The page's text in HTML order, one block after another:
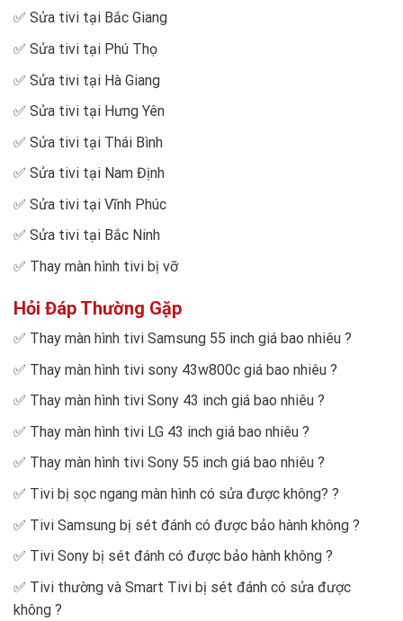
✅ Sửa tivi tại Bắc Giang
✅ Sửa tivi tại Phú Thọ
✅ Sửa tivi tại Hà Giang
✅ Sửa tivi tại Hưng Yên
✅ Sửa tivi tại Thái Bình
✅ Sửa tivi tại Nam Định
✅ Sửa tivi tại Vĩnh Phúc
✅ Sửa tivi tại Bắc Ninh
✅ Thay màn hình tivi bị vỡ
Hỏi Đáp Thường Gặp
✅ Thay màn hình tivi Samsung 55 inch giá bao nhiêu ?
✅ Thay màn hình tivi sony 43w800c giá bao nhiêu ?
✅ Thay màn hình tivi Sony 43 inch giá bao nhiêu ?
✅ Thay màn hình tivi LG 43 inch giá bao nhiêu ?
✅ Thay màn hình tivi Sony 55 inch giá bao nhiêu ?
✅ Tivi bị sọc ngang màn hình có sửa được không? ?
✅ Tivi Samsung bị sét đánh có được bảo hành không ?
✅ Tivi Sony bị sét đánh có được bảo hành không ?
✅ Tivi thường và Smart Tivi bị sét đánh có sửa được
không ?